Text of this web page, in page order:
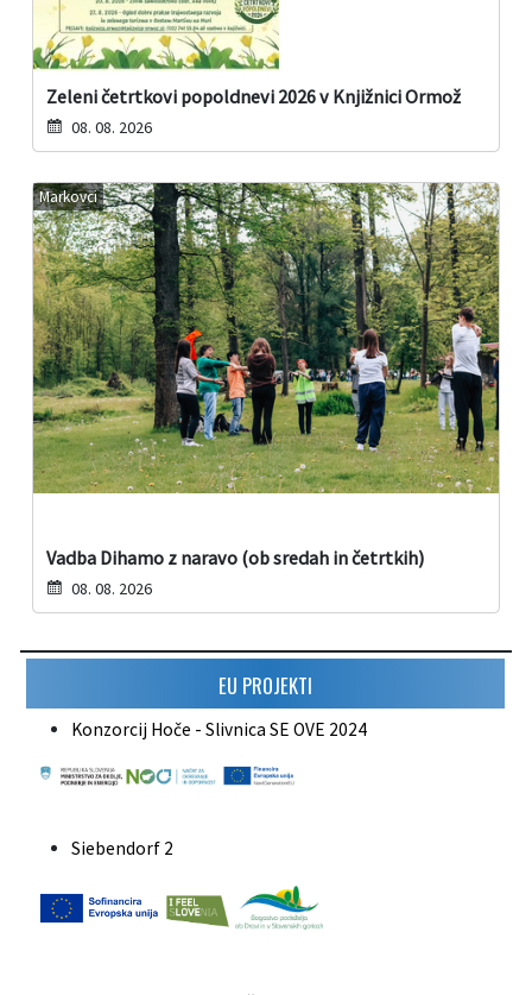
Zeleni četrtkovi popoldnevi 2026 v Knjižnici Ormož
08. 08. 2026
Markovci
Vadba Dihamo z naravo (ob sredah in četrtkih)
08. 08. 2026
EU PROJEKTI
Konzorcij Hoče - Slivnica SE OVE 2024
Siebendorf 2